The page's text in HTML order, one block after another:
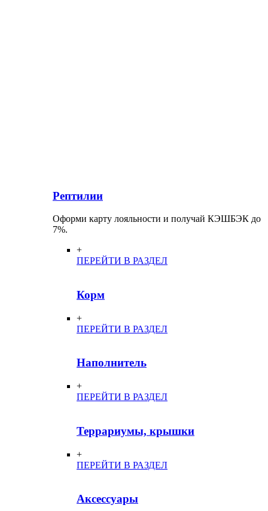
Рептилии
Оформи карту лояльности и получай КЭШБЭК до
7%.
+
ПЕРЕЙТИ В РАЗДЕЛ
Корм
+
ПЕРЕЙТИ В РАЗДЕЛ
Наполнитель
+
ПЕРЕЙТИ В РАЗДЕЛ
Террариумы, крышки
+
ПЕРЕЙТИ В РАЗДЕЛ
Аксессуары